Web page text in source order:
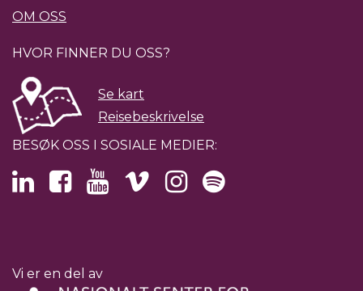
OM OSS
HVOR FINNER DU OSS?
Se kart
Reisebeskrivelse
BESØK OSS I SOSIALE MEDIER:
Vi er en del av